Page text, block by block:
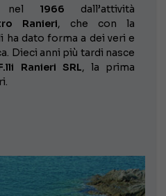
1966 dall’attività
Ranieri, che con la
dato forma a dei veri e
Dieci anni più tardi nasce
Ranieri SRL, la prima